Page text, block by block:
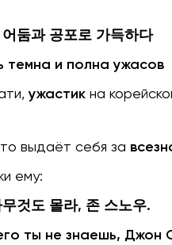
어둠과 공포로 가득하다
темна и полна ужасов
ужастик на
выдаёт себя за
ему:
무것도 몰라, 존 스노우.
ты не знаешь, Джон